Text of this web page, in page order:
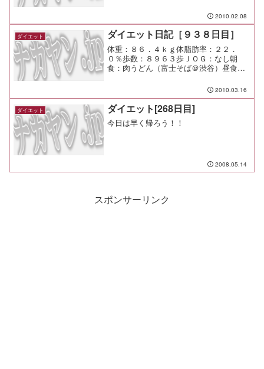
￥７１０夕食：なし間食：メモ：今日も
またもや天下一品（笑
2010.02.08
ダイエット ダイエット日記［９３８日目］
体重：８６．４ｋｇ体脂肪率：２２．
０％歩数：８９６３歩ＪＯＧ：なし朝
食：肉うどん（富士そば＠渋谷）昼食：
まだ頑張れるかな。 まだ余裕が大分あ
るね。
2010.03.16
ダイエット ダイエット[268日目]
今日は早く帰ろう！！
2008.05.14
スポンサーリンク